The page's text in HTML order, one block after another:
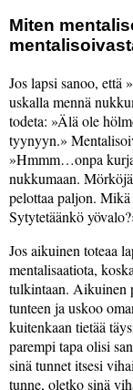
Miten
Jos lapsi sanoo, että
uskalla mennä
todeta:
Älä ole
tyynyyn.
Hmmm…onpa
nukkumaan.
pelottaa paljon.
Sytytetäänkö yövalo?
Jos aikuinen toteaa
mentalisaatiota,
tulkintaan. Aikuinen
tunteen ja uskoo
kuitenkaan tietää
parempi tapa olisi
sinä tunnet itsesi
tunne, oletko sinä